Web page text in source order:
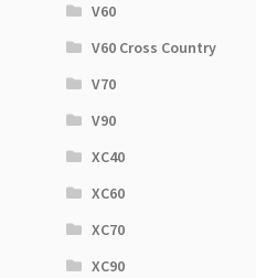
V60
V60 Cross Country
V70
V90
XC40
XC60
XC70
XC90